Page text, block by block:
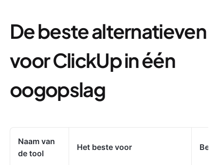
De beste alternatieven
voor ClickUp in één
oogopslag
Naam van
de tool
Het beste voor